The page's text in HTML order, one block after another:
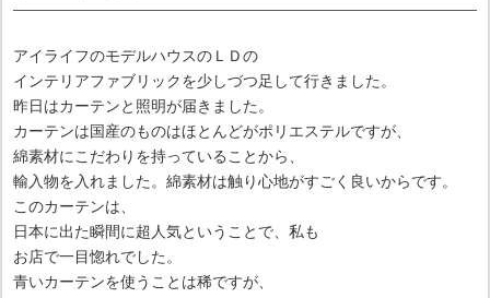
アイライフのモデルハウスのＬＤの
インテリアファブリックを少しづつ足して行きました。
昨日はカーテンと照明が届きました。
カーテンは国産のものはほとんどがポリエステルですが、
綿素材にこだわりを持っていることから、
輸入物を入れました。綿素材は触り心地がすごく良いからです。
このカーテンは、
日本に出た瞬間に超人気ということで、私も
お店で一目惚れでした。
青いカーテンを使うことは稀ですが、